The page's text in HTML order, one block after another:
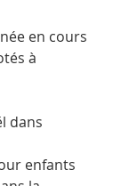
en cours
à
dans
enfants